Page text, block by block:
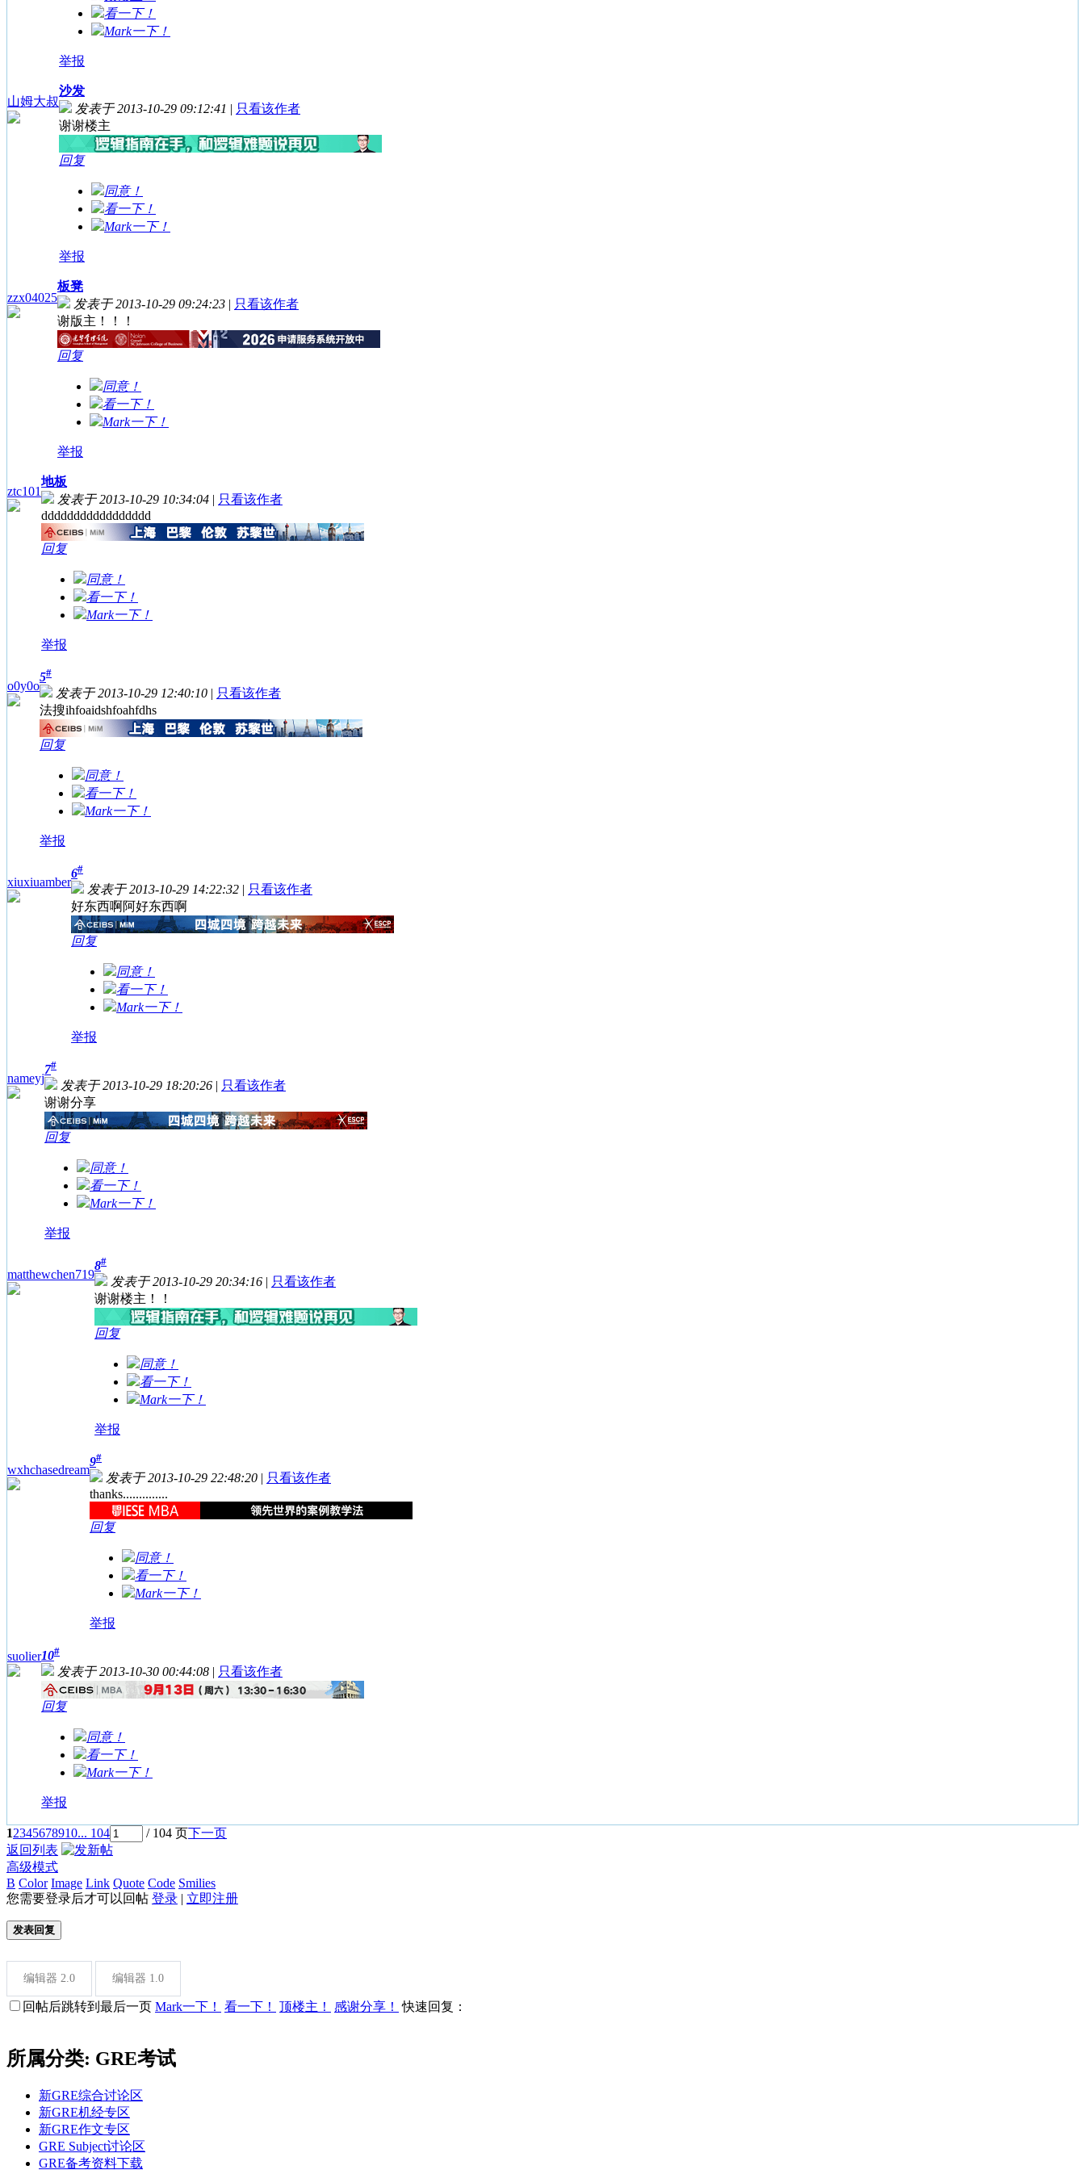
看一下！
Mark一下！
举报
山姆大叔
沙发
发表于 2013-10-29 09:12:41 | 只看该作者
谢谢楼主
回复
同意！
看一下！
Mark一下！
举报
zzx04025
板凳
发表于 2013-10-29 09:24:23 | 只看该作者
谢版主！！！
回复
同意！
看一下！
Mark一下！
举报
ztc101
地板
发表于 2013-10-29 10:34:04 | 只看该作者
ddddddddddddddddd
回复
同意！
看一下！
Mark一下！
举报
o0y0o
5#
发表于 2013-10-29 12:40:10 | 只看该作者
法搜ihfoaidshfoahfdhs
回复
同意！
看一下！
Mark一下！
举报
xiuxiuamber
6#
发表于 2013-10-29 14:22:32 | 只看该作者
好东西啊阿好东西啊
回复
同意！
看一下！
Mark一下！
举报
nameyj
7#
发表于 2013-10-29 18:20:26 | 只看该作者
谢谢分享
回复
同意！
看一下！
Mark一下！
举报
matthewchen719
8#
发表于 2013-10-29 20:34:16 | 只看该作者
谢谢楼主！！
回复
同意！
看一下！
Mark一下！
举报
wxhchasedream
9#
发表于 2013-10-29 22:48:20 | 只看该作者
thanks..............
回复
同意！
看一下！
Mark一下！
举报
suolier10#
发表于 2013-10-30 00:44:08 | 只看该作者
回复
同意！
看一下！
Mark一下！
举报
12345678910... 104 / 104 页下一页
返回列表
高级模式
B Color Image Link Quote Code Smilies
您需要登录后才可以回帖 登录 | 立即注册
发表回复
编辑器 2.0 编辑器 1.0
回帖后跳转到最后一页 Mark一下！ 看一下！ 顶楼主！ 感谢分享！ 快速回复：
所属分类: GRE考试
新GRE综合讨论区
新GRE机经专区
新GRE作文专区
GRE Subject讨论区
GRE备考资料下载